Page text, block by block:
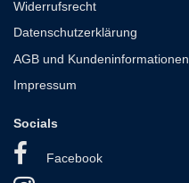
Widerrufsrecht
Datenschutzerklärung
AGB und Kundeninformationen
Impressum
Socials
Facebook